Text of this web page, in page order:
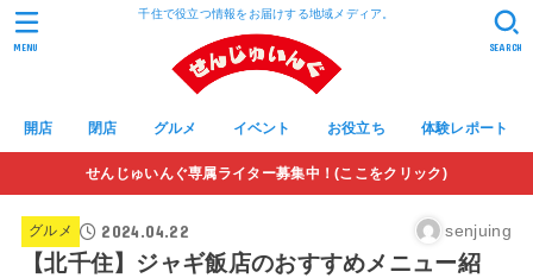
千住で役立つ情報をお届けする地域メディア。
開店 閉店 グルメ イベント お役立ち 体験レポート
SEARCH
MENU
せんじゅいんぐ専属ライター募集中！(ここをクリック)
グルメ 2024.04.22 senjuing
【北千住】ジャギ飯店のおすすめメニュー紹